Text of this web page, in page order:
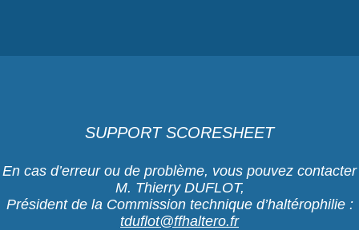
SUPPORT SCORESHEET
En cas d’erreur ou de problème, vous pouvez contacter
M. Thierry DUFLOT,
Président de la Commission technique d’haltérophilie :
tduflot@ffhaltero.fr